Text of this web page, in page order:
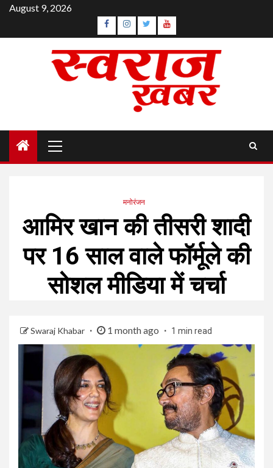
Skip
content
August 9, 2026
Facebook
Instagram
TwitterYouTube
Menu
मनोरंजन
आमिर खान की तीसरी शादी
पर 16 साल वाले फॉर्मूले की
सोशल मीडिया में चर्चा
Swaraj Khabar 1 month ago 1 min read